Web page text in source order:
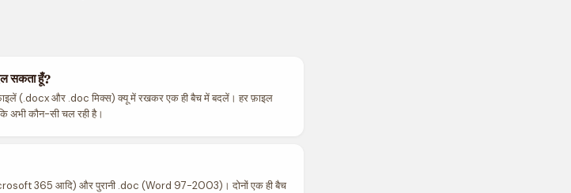
सकता हूँ?
(.docx और .doc मिक्स) क्यू में रखकर एक ही बैच में बदलें। हर फ़ाइल
अभी कौन-सी चल रही है।
365 आदि) और पुरानी .doc (Word 97-2003)। दोनों एक ही बैच